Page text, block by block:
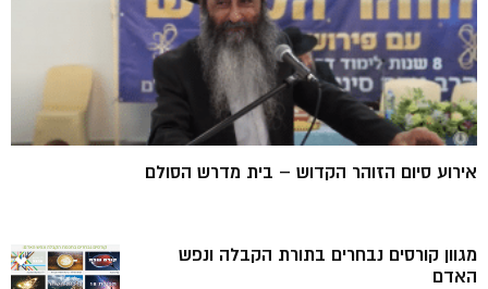
אירוע סיום הזוהר הקדוש – בית מדרש הסולם
מגוון קורסים נבחרים בתורת הקבלה ונפש
האדם